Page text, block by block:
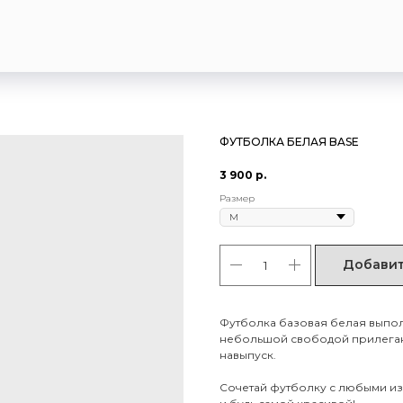
ФУТБОЛКА БЕЛАЯ BASE
3 900 р.
Размер
Футболка базовая белая
небольшой свободой
навыпуск.
Сочетай футболку с любыми